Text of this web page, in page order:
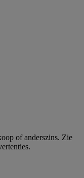
of anderszins. Zie